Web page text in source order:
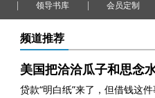
领导书库 会员定制
频道推荐